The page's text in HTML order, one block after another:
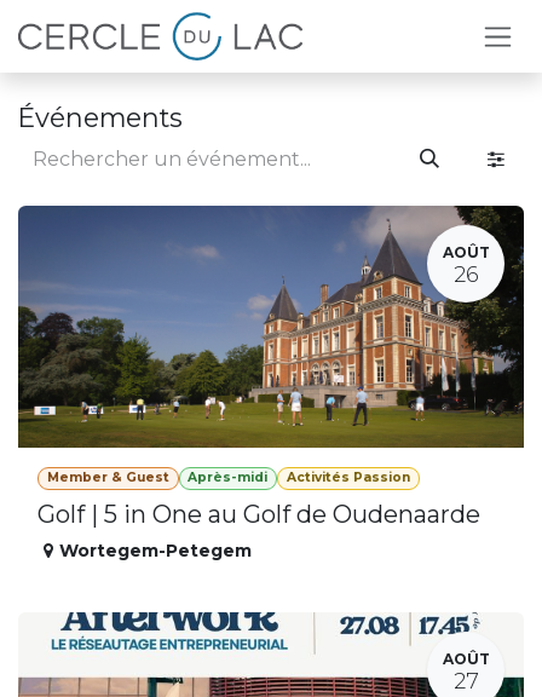
Se rendre au contenu
Événements
AOÛT
26
Member & Guest Après-midi Activités Passion
Golf | 5 in One au Golf de Oudenaarde
Wortegem-Petegem
AOÛT
27